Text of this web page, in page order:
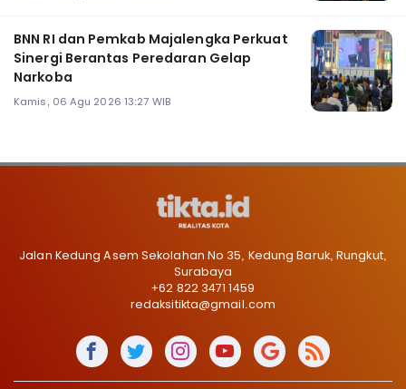
BNN RI dan Pemkab Majalengka Perkuat
Sinergi Berantas Peredaran Gelap
Narkoba
Kamis, 06 Agu 2026 13:27 WIB
Jalan Kedung Asem Sekolahan No 35, Kedung Baruk, Rungkut,
Surabaya
+62 822 3471 1459
redaksitikta@gmail.com